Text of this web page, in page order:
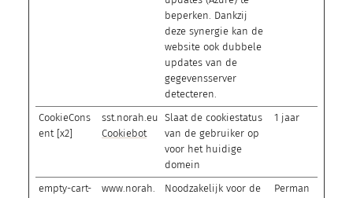
beperken. Dankzij
deze synergie kan de
website ook dubbele
updates van de
gegevensserver
detecteren.
CookieCons
ent [x2]
sst.norah.eu
Cookiebot
Slaat de cookiestatus
van de gebruiker op
voor het huidige
domein
1 jaar
empty-cart-
www.norah.
Noodzakelijk voor de
Perman